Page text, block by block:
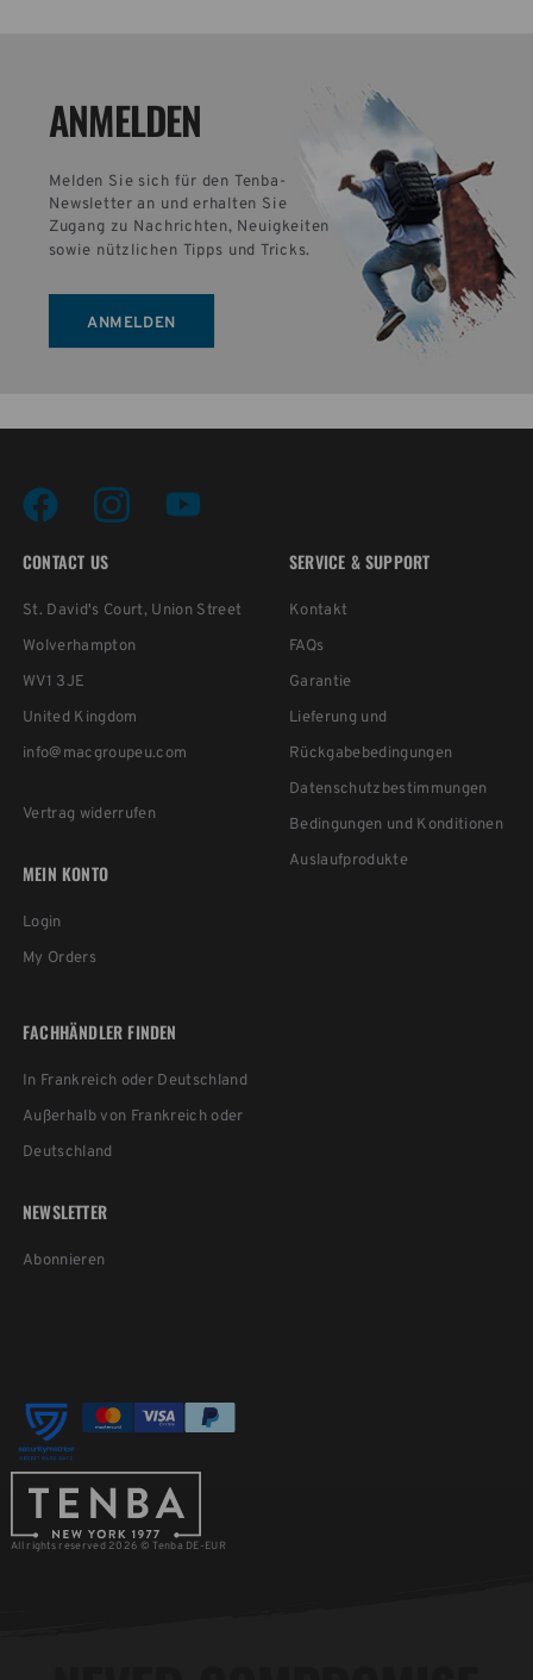
ANMELDEN
Melden Sie sich für den Tenba-
Newsletter an und erhalten Sie
Zugang zu Nachrichten, Neuigkeiten
sowie nützlichen Tipps und Tricks.
ANMELDEN
CONTACT US
St. David's Court, Union Street
Wolverhampton
WV1 3JE
United Kingdom
info@macgroupeu.com
Vertrag widerrufen
SERVICE & SUPPORT
Kontakt
FAQs
Garantie
Lieferung und
Rückgabebedingungen
Datenschutzbestimmungen
Bedingungen und Konditionen
Auslaufprodukte
MEIN KONTO
Login
My Orders
FACHHÄNDLER FINDEN
In Frankreich oder Deutschland
Außerhalb von Frankreich oder
Deutschland
NEWSLETTER
Abonnieren
All rights reserved 2026 © Tenba DE-EUR